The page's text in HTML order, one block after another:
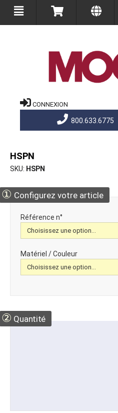
CONNEXION
800.633.6775
HSPN
SKU HSPN
① Configurez votre article
Référence n°
Matériel / Couleur
② Quantité